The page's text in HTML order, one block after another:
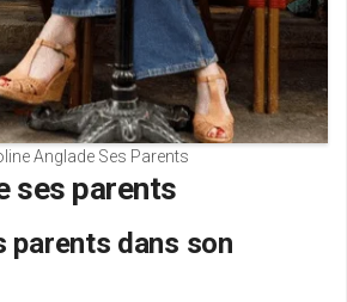
Anglade Ses Parents
ses parents
parents dans son